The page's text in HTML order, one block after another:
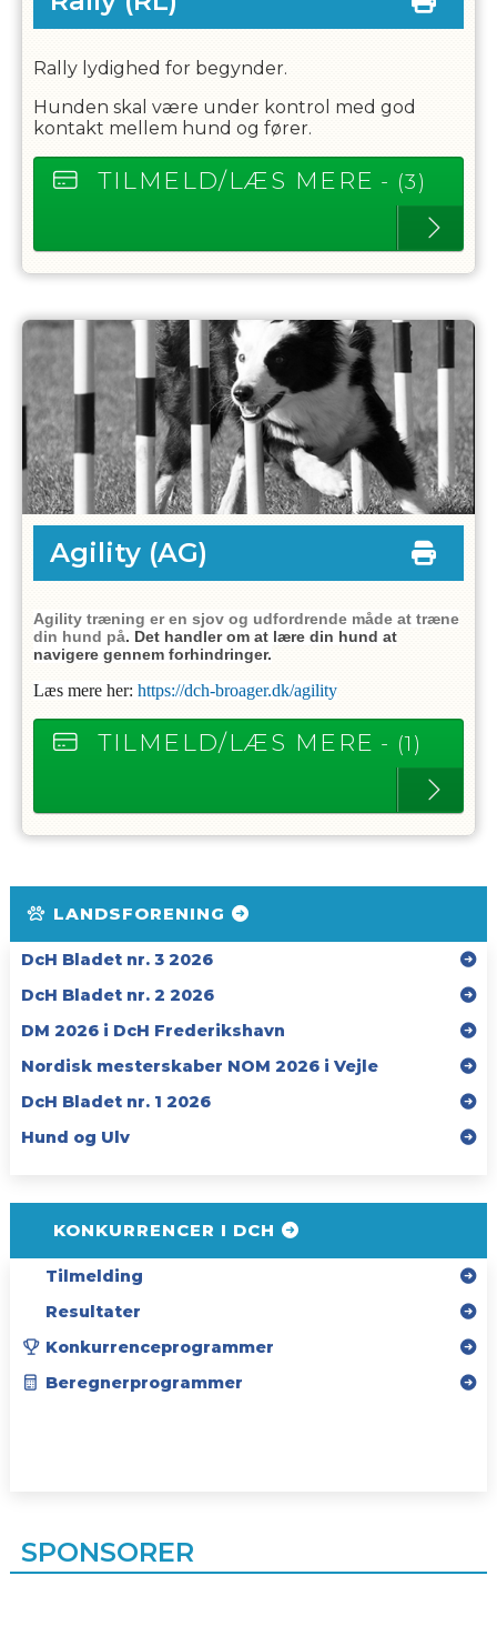
Rally lydighed for begynder.
Hunden skal være under kontrol med god
kontakt mellem hund og fører.
TILMELD/LÆS MERE - (3)
Agility (AG)
Agility træning er en sjov og udfordrende måde at træne
din hund på. Det handler om at lære din hund at
navigere gennem forhindringer.
Læs mere her: https://dch-broager.dk/agility
TILMELD/LÆS MERE - (1)
LANDSFORENING
DcH Bladet nr. 3 2026
DcH Bladet nr. 2 2026
DM 2026 i DcH Frederikshavn
Nordisk mesterskaber NOM 2026 i Vejle
DcH Bladet nr. 1 2026
Hund og Ulv
KONKURRENCER I DCH
Tilmelding
Resultater
Konkurrenceprogrammer
Beregnerprogrammer
SPONSORER